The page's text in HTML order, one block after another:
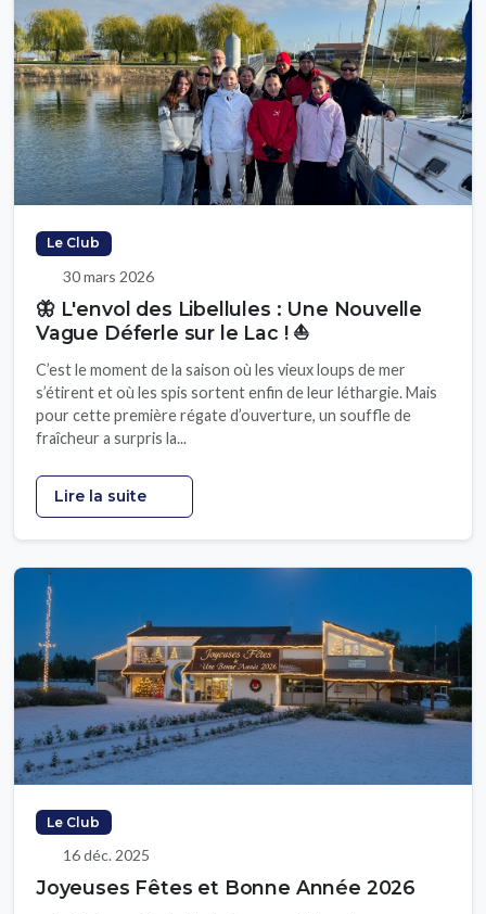
Le Club
30 mars 2026
🦋 L'envol des Libellules : Une Nouvelle
Vague Déferle sur le Lac ! ⛵
C’est le moment de la saison où les vieux loups de mer
s’étirent et où les spis sortent enfin de leur léthargie. Mais
pour cette première régate d’ouverture, un souffle de
fraîcheur a surpris la...
Lire la suite
Le Club
16 déc. 2025
Joyeuses Fêtes et Bonne Année 2026